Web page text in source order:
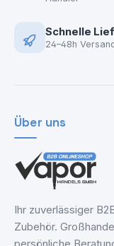
Schnelle
24–48h
Über uns
Ihr zuverlässiger
Zubehör.